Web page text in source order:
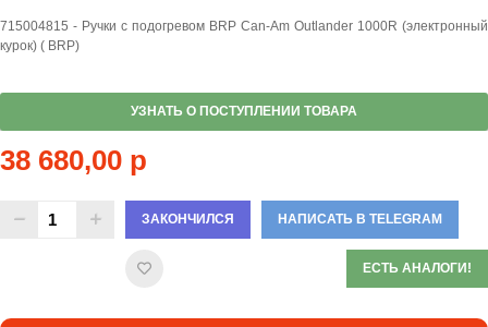
715004815 - Ручки с подогревом BRP Can-Am Outlander 1000R (электронный
курок) ( BRP)
УЗНАТЬ О ПОСТУПЛЕНИИ ТОВАРА
38 680,00 р
ЗАКОНЧИЛСЯ НАПИСАТЬ В TELEGRAM
ЕСТЬ АНАЛОГИ!